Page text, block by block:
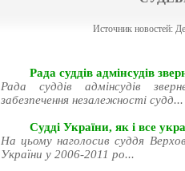
Источник новостей:
Рада суддів адмінсудів
Рада суддів адмінсудів
забезпечення незалежності судд...
Судді України, як і все
На цьому наголосив суддя
України у 2006-2011 ро...